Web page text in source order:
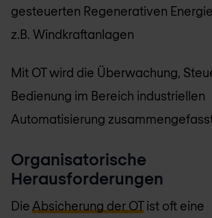
gesteuerten Regenerativen
z.B. Windkraftanlagen
Mit OT wird die Überwachung,
Bedienung im Bereich industriellen
Automatisierung
Organisatorische
Herausforderungen
Die Absicherung der OTist oft eine